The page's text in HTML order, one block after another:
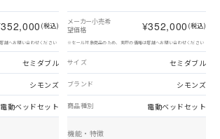
(税込)
舗へお問い合わせください
セミダブル
シモンズ
電動ベッドセット
メーカー小売希
望価格
¥352,000 (税込)
※セール対象商品のため、実際の価格は店舗へお問い合わせください
サイズ セミダブル
ブランド シモンズ
商品種別 電動ベッドセット
機能・特徴